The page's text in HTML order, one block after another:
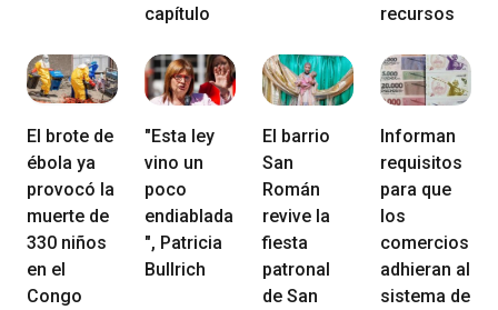
capítulo
recursos
El brote de
ébola ya
provocó la
muerte de
330 niños
en el
Congo
"Esta ley
vino un
poco
endiablada
", Patricia
Bullrich
El barrio
San
Román
revive la
fiesta
patronal
de San
Informan
requisitos
para que
los
comercios
adhieran al
sistema de